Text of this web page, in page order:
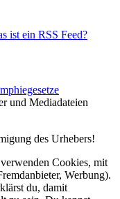
ist ein RSS Feed?
und Mediadateien
des Urhebers!
Cookies, mit
Werbung).
du, damit